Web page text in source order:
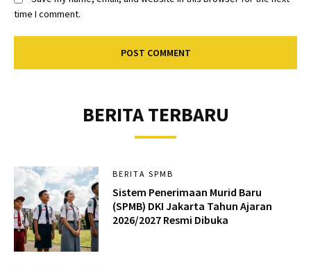
time I comment.
BERITA TERBARU
BERITA SPMB
Sistem Penerimaan Murid Baru
(SPMB) DKI Jakarta Tahun Ajaran
2026/2027 Resmi Dibuka